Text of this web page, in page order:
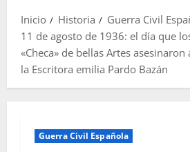
Inicio Historia
Guerra Civil
11 de agosto de 1936: el día que
«Checa» de bellas Artes
la Escritora emilia Pardo Bazán
Guerra Civil Española